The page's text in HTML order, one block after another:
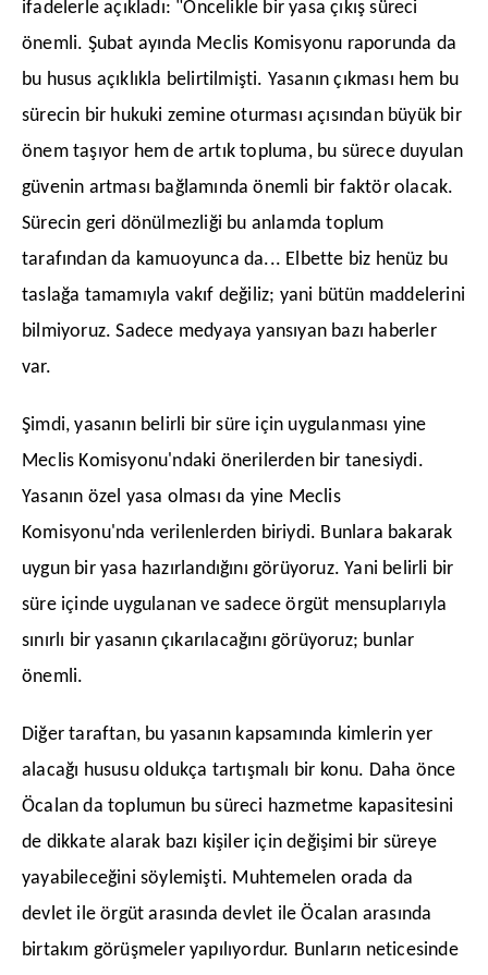
ifadelerle açıkladı: ​"Öncelikle bir yasa çıkış süreci
önemli. Şubat ayında Meclis Komisyonu raporunda da
bu husus açıklıkla belirtilmişti. Yasanın çıkması hem bu
sürecin bir hukuki zemine oturması açısından büyük bir
önem taşıyor hem de artık topluma, bu sürece duyulan
güvenin artması bağlamında önemli bir faktör olacak.
Sürecin geri dönülmezliği bu anlamda toplum
tarafından da kamuoyunca da... Elbette biz henüz bu
taslağa tamamıyla vakıf değiliz; yani bütün maddelerini
bilmiyoruz. Sadece medyaya yansıyan bazı haberler
var.
​Şimdi, yasanın belirli bir süre için uygulanması yine
Meclis Komisyonu'ndaki önerilerden bir tanesiydi.
Yasanın özel yasa olması da yine Meclis
Komisyonu'nda verilenlerden biriydi. Bunlara bakarak
uygun bir yasa hazırlandığını görüyoruz. Yani belirli bir
süre içinde uygulanan ve sadece örgüt mensuplarıyla
sınırlı bir yasanın çıkarılacağını görüyoruz; bunlar
önemli.
​Diğer taraftan, bu yasanın kapsamında kimlerin yer
alacağı hususu oldukça tartışmalı bir konu. Daha önce
Öcalan da toplumun bu süreci hazmetme kapasitesini
de dikkate alarak bazı kişiler için değişimi bir süreye
yayabileceğini söylemişti. Muhtemelen orada da
devlet ile örgüt arasında devlet ile Öcalan arasında
birtakım görüşmeler yapılıyordur. Bunların neticesinde